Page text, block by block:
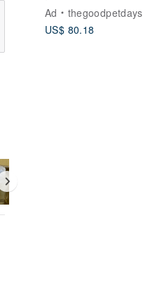
remetome
Ad
thegoodpetdays
US$ 80.18